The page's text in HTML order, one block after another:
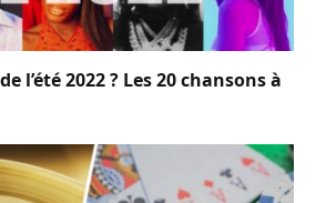
l’été 2022 ? Les 20 chansons à